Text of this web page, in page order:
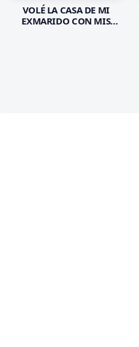
VOLÉ LA CASA DE MI
EXMARIDO CON MIS